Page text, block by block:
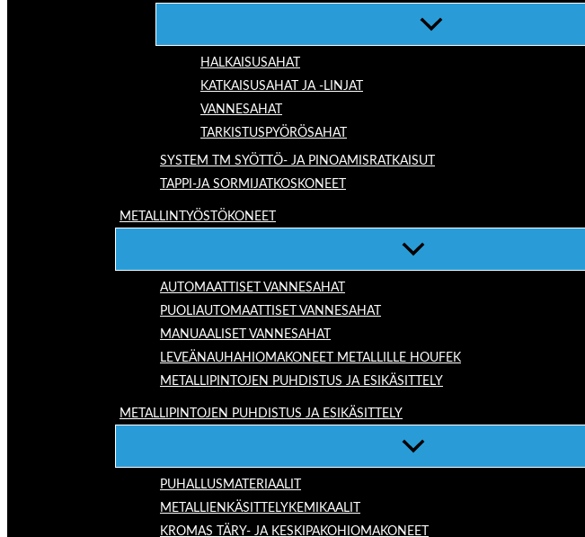
HALKAISUSAHAT
KATKAISUSAHAT JA -LINJAT
VANNESAHAT
TARKISTUSPYÖRÖSAHAT
SYSTEM TM SYÖTTÖ- JA PINOAMISRATKAISUT
TAPPI-JA SORMIJATKOSKONEET
METALLINTYÖSTÖKONEET
AUTOMAATTISET VANNESAHAT
PUOLIAUTOMAATTISET VANNESAHAT
MANUAALISET VANNESAHAT
LEVEÄNAUHAHIOMAKONEET METALLILLE HOUFEK
METALLIPINTOJEN PUHDISTUS JA ESIKÄSITTELY
METALLIPINTOJEN PUHDISTUS JA ESIKÄSITTELY
PUHALLUSMATERIAALIT
METALLIENKÄSITTELYKEMIKAALIT
KROMAS TÄRY- JA KESKIPAKOHIOMAKONEET